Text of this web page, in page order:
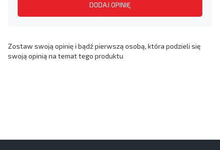
DODAJ OPINIĘ
Zostaw swoją opinię i bądź pierwszą osobą, która podzieli się
swoją opinią na temat tego produktu